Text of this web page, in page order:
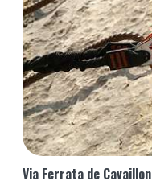
Via Ferrata de Cavaillon